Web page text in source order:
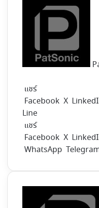
แชร์
Facebook X
Line
แชร์
Facebook X
WhatsApp